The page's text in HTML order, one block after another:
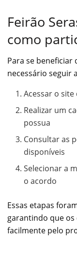
Feirão
como
Para se beneficiar
necessário seguir
Acessar o
Realizar um
possua
Consultar as
disponíveis
Selecionar a
o acordo
Essas etapas
garantindo que
facilmente pelo